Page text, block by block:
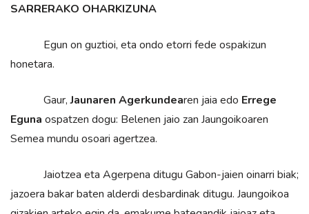
SARRERAKO OHARKIZUNA
Egun on guztioi, eta ondo etorri fede ospakizun
honetara.
Gaur,Jaunaren Agerkundearen jaia edo Errege
Eguna ospatzen dogu: Belenen jaio zan Jaungoikoaren
Semea mundu osoari agertzea.
Jaiotzea eta Agerpena ditugu Gabon-jaien oinarri biak;
jazoera bakar baten alderdi desbardinak ditugu. Jaungoikoa